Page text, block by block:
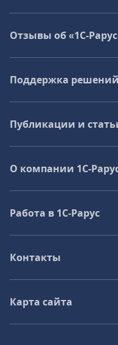
Отзывы об «1С-
Поддержка решений
Публикации и
О компании 1C-
Работа в 1С‑Рарус
Контакты
Карта сайта